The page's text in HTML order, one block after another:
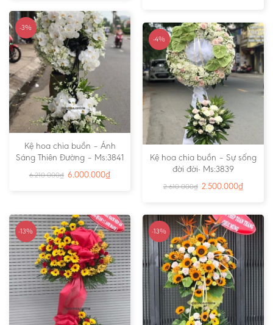
-3%
Kệ hoa chia buồn – Ánh
Sáng Thiên Đường – Ms:3841
6.210.000₫ 6.000.000₫
-4%
Kệ hoa chia buồn – Sự sống
đời đời- Ms:3839
2.610.000₫ 2.500.000₫
-13% -13%